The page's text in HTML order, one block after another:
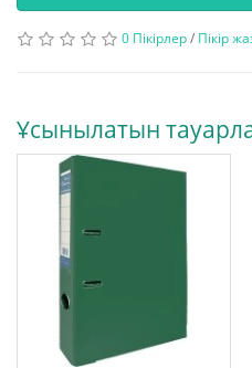
0 Пікірлер/ Пікір
Ұсынылатын